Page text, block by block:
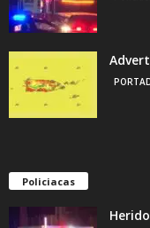
Policiacas